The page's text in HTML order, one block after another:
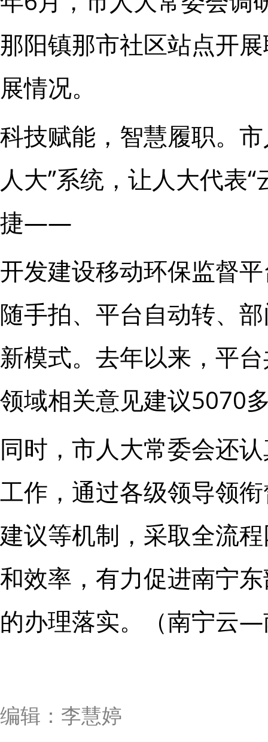
那阳镇那市社区站点开
展情况。
科技赋能，智慧履职。
人大”系统，让人大代表
捷——
开发建设移动环保监督
随手拍、平台自动转、
新模式。去年以来，平
领域相关意见建议5070
同时，市人大常委会还
工作，通过各级领导领
建议等机制，采取全流
和效率，有力促进南宁
的办理落实。（南宁云
编辑：李慧婷